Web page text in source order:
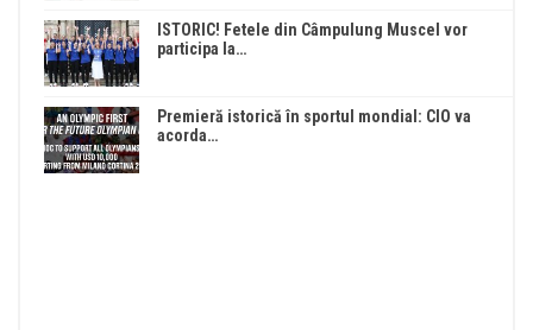
ISTORIC! Fetele din Câmpulung Muscel vor
participa la…
Premieră istorică în sportul mondial: CIO va
acorda…